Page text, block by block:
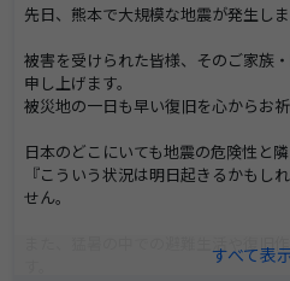
先日、熊本で大規模な地震が発生しま
被害を受けられた皆様、そのご家族
申し上げます。
被災地の一日も早い復旧を心からお祈
日本のどこにいても地震の危険性と隣
『こういう状況は明日起きるかもし
せん。
また、猛暑の中での避難生活や復旧